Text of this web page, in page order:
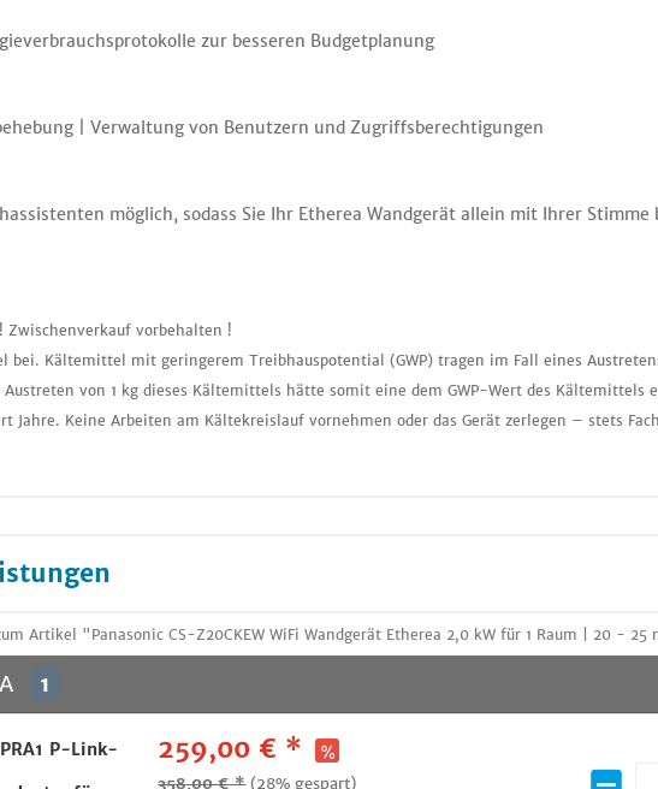
zur besseren Budgetplanung
| Verwaltung von Benutzern und Zugriffsberechtigungen
möglich, sodass Sie Ihr Etherea Wandgerät allein mit Ihrer Stimme
Zwischenverkauf vorbehalten !
Kältemittel mit geringerem Treibhauspotential (GWP) tragen im Fall eines
von 1 kg dieses Kältemittels hätte somit eine dem GWP-Wert des Kältemittels
Jahre. Keine Arbeiten am Kältekreislauf vornehmen oder das Gerät zerlegen – stets
Artikel "Panasonic CS-Z20CKEW WiFi Wandgerät Etherea 2,0 kW für 1 Raum | 20 - 25
1
P-Link-
259,00 € *
358,00 € * (28% gespart)